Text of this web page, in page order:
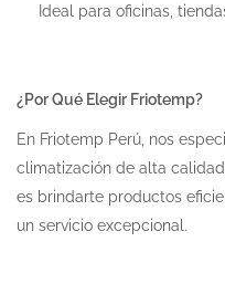
Ideal para oficinas,
¿Por Qué Elegir Friotemp?
En Friotemp Perú, nos
climatización de alta
es brindarte productos
un servicio excepcional.